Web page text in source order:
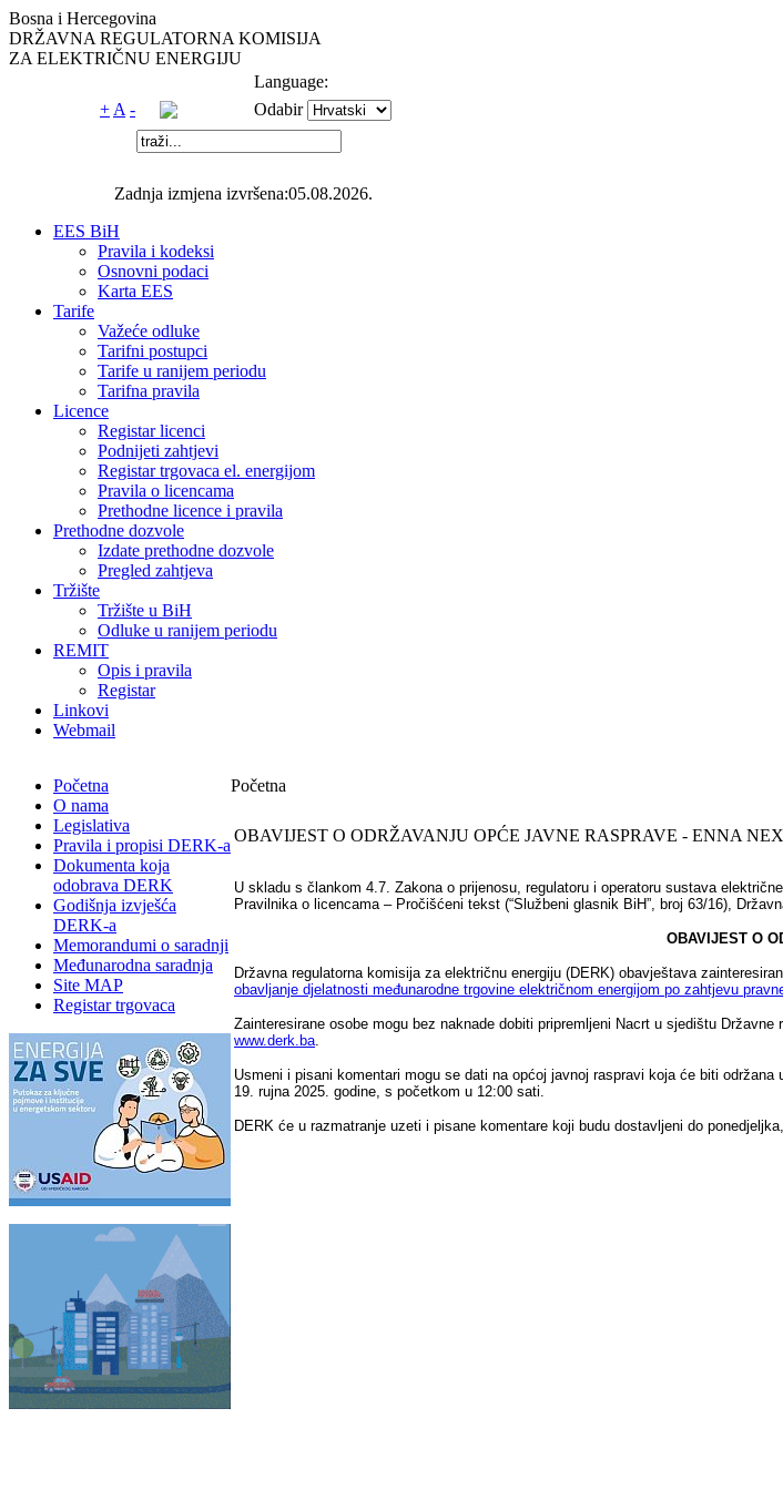
Bosna i Hercegovina
DRŽAVNA REGULATORNA KOMISIJA
ZA ELEKTRIČNU ENERGIJU
Language:
+ A - Odabir
Zadnja izmjena izvršena:05.08.2026.
EES BiH
Pravila i kodeksi
Osnovni podaci
Karta EES
Tarife
Važeće odluke
Tarifni postupci
Tarife u ranijem periodu
Tarifna pravila
Licence
Registar licenci
Podnijeti zahtjevi
Registar trgovaca el. energijom
Pravila o licencama
Prethodne licence i pravila
Prethodne dozvole
Izdate prethodne dozvole
Pregled zahtjeva
Tržište
Tržište u BiH
Odluke u ranijem periodu
REMIT
Opis i pravila
Registar
Linkovi
Webmail
Početna
O nama
Legislativa
Pravila i propisi DERK-a
Dokumenta koja
odobrava DERK
Godišnja izvješća
DERK-a
Memorandumi o saradnji
Međunarodna saradnja
Site MAP
Registar trgovaca
Početna
OBAVIJEST O ODRŽAVANJU OPĆE JAVNE RASPRAVE - ENNA
U skladu s člankom 4.7. Zakona o prijenosu, regulatoru i operatoru sustava
Pravilnika o licencama – Pročišćeni tekst (“Službeni glasnik BiH”, broj 63/16),
OBAVIJEST O
Državna regulatorna komisija za električnu energiju (DERK) obavještava
obavljanje djelatnosti međunarodne trgovine električnom energijom po zahtjevu
Zainteresirane osobe mogu bez naknade dobiti pripremljeni Nacrt u sjedištu
www.derk.ba.
Usmeni i pisani komentari mogu se dati na općoj javnoj raspravi koja će biti
19. rujna 2025. godine, s početkom u 12:00 sati.
DERK će u razmatranje uzeti i pisane komentare koji budu dostavljeni do